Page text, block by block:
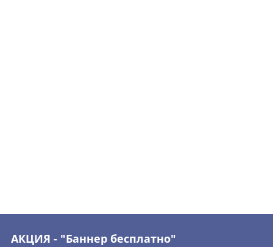
АКЦИЯ - "Баннер бесплатно"